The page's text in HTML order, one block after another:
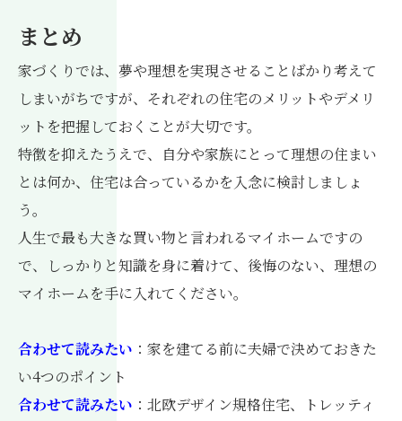
まとめ
家づくりでは、夢や理想を実現させることばかり考えて
しまいがちですが、それぞれの住宅のメリットやデメリ
ットを把握しておくことが大切です。
特徴を抑えたうえで、自分や家族にとって理想の住まい
とは何か、住宅は合っているかを入念に検討しましょ
う。
人生で最も大きな買い物と言われるマイホームですの
で、しっかりと知識を身に着けて、後悔のない、理想の
マイホームを手に入れてください。
合わせて読みたい ： 家を建てる前に夫婦で決めておきた
い4つのポイント
合わせて読みたい ： 北欧デザイン規格住宅、トレッティ